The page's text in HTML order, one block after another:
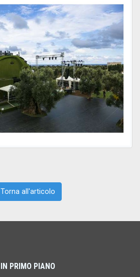
Torna all'articolo
IN PRIMO PIANO